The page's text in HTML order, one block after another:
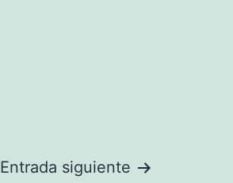
Entrada siguiente